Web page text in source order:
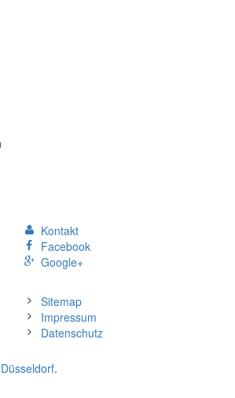
Kontakt
Facebook
Google+
Sitemap
Impressum
Datenschutz
Düsseldorf.